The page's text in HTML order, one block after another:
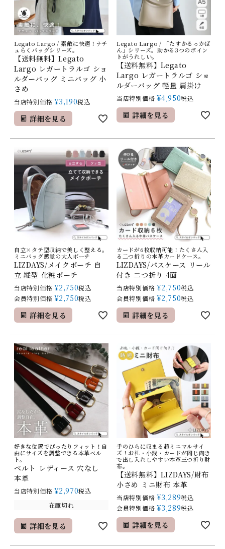
Legato Largo / 素敵に快適！ナチ
ュらくバッグシリーズ。
【送料無料】Legato
Largo レガートラルゴ ショ
ルダーバッグ ミニバッグ 小
さめ
当店特別価格 ¥3,190税込
詳細を見る
Legato Largo / 「たすかるっかば
ん」シリーズ。助かる3つのポイン
トがうれしい。
【送料無料】Legato
Largo レガートラルゴ ショ
ルダーバッグ 軽量 肩掛け
当店特別価格 ¥4,950税込
詳細を見る
自立×タテ型収納で美しく整える。
ミニバッグ感覚の大人ポーチ
LIZDAYS/メイクポーチ 自
立 縦型 化粧ポーチ
当店特別価格 ¥2,750税込
会員特別価格 ¥2,750税込
詳細を見る
カードが6枚収納可能！たくさん入
る二つ折りの本革カードケース。
LIZDAYS/パスケース リール
付き 二つ折り 4面
当店特別価格 ¥2,750税込
会員特別価格 ¥2,750税込
詳細を見る
好きな位置でぴったりフィット！自
由にサイズを調整できる本革ベル
ト。
ベルト レディース 穴なし
本革
当店特別価格 ¥2,970税込
在庫切れ
詳細を見る
手のひらに収まる超ミニマルサイ
ズ！お札・小銭・カードが同じ向き
で出し入れしやすい本革三つ折り財
布。
【送料無料】LIZDAYS/財布
小さめ ミニ財布 本革
当店特別価格 ¥3,289税込
会員特別価格 ¥3,289税込
詳細を見る